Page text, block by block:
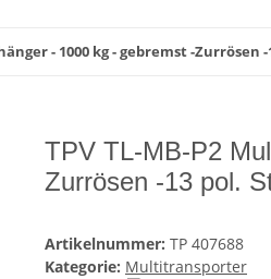
- 1000 kg - gebremst -Zurrösen
TPV TL-MB-P2
Zurrösen -13 pol.
Artikelnummer: TP 407688
Kategorie: Multitransporter